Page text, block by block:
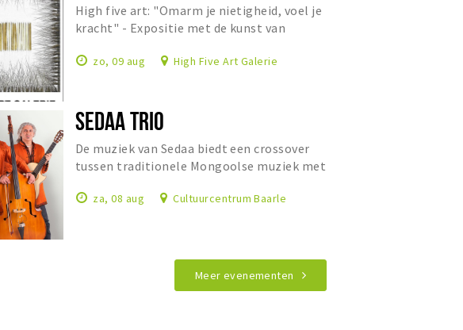
High five art: "Omarm je nietigheid, voel je
kracht" - Expositie met de kunst van
zo, 09 aug High Five Art Galerie
SEDAA TRIO
De muziek van Sedaa biedt een crossover
tussen traditionele Mongoolse muziek met
za, 08 aug Cultuurcentrum Baarle
Meer evenementen